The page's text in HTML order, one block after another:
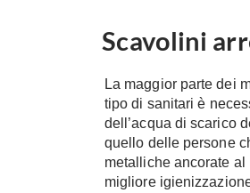
Scavolini
La maggior parte dei
tipo di sanitari è
dell’acqua di scarico
quello delle persone
metalliche ancorate
migliore